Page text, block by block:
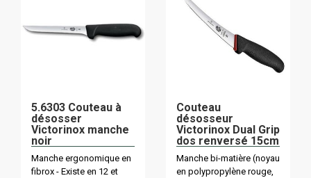
5.6303 Couteau à
désosser
Victorinox manche
noir
Manche ergonomique en
fibrox - Existe en 12 et
Couteau
désosseur
Victorinox Dual Grip
dos renversé 15cm
5.6663.15D
Superflex
Manche bi-matière (noyau
en polypropylène rouge,